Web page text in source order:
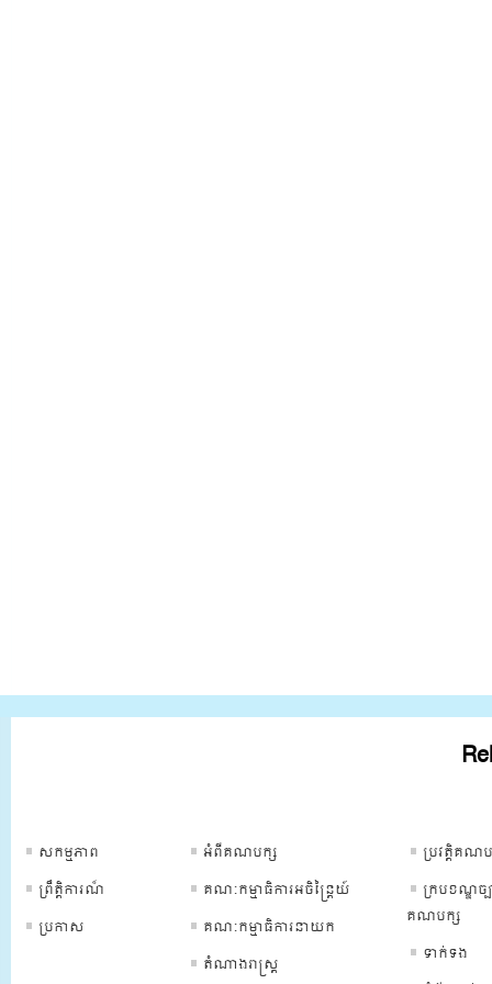
សកម្មភាព
ព្រឹត្ដិការណ៏
ប្រកាស
អំពីគណបក្ស
គណៈកម្មាធិការអចិន្រ្តៃយ៍
គណៈកម្មាធិការនាយក
តំណាងរាស្រ្ត
ប្រវត្ដិគណ
ក្របខណ្ឌច្
គណបក្ស
ទាក់ទង